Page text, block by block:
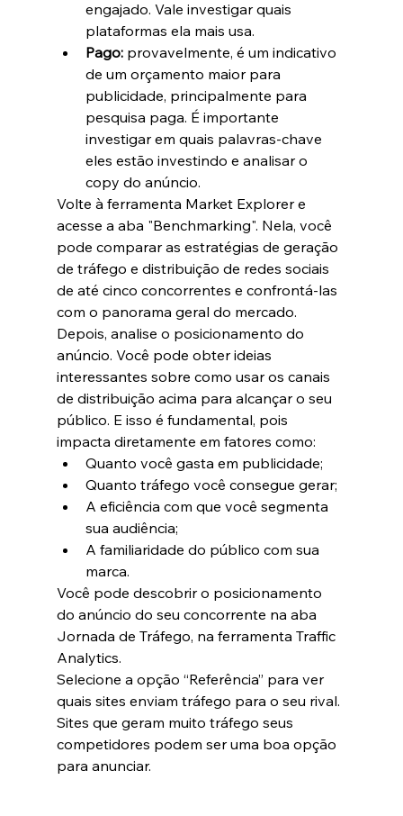
engajado. Vale investigar quais
plataformas ela mais usa.
Pago: provavelmente, é um indicativo
de um orçamento maior para
publicidade, principalmente para
pesquisa paga. É importante
investigar em quais palavras-chave
eles estão investindo e analisar o
copy do anúncio.
Volte à ferramenta Market Explorer e
acesse a aba "Benchmarking". Nela, você
pode comparar as estratégias de geração
de tráfego e distribuição de redes sociais
de até cinco concorrentes e confrontá-las
com o panorama geral do mercado.
Depois, analise o posicionamento do
anúncio. Você pode obter ideias
interessantes sobre como usar os canais
de distribuição acima para alcançar o seu
público. E isso é fundamental, pois
impacta diretamente em fatores como:
Quanto você gasta em publicidade;
Quanto tráfego você consegue gerar;
A eficiência com que você segmenta
sua audiência;
A familiaridade do público com sua
marca.
Você pode descobrir o posicionamento
do anúncio do seu concorrente na aba
Jornada de Tráfego, na ferramenta Traffic
Analytics.
Selecione a opção “Referência” para ver
quais sites enviam tráfego para o seu rival.
Sites que geram muito tráfego seus
competidores podem ser uma boa opção
para anunciar.